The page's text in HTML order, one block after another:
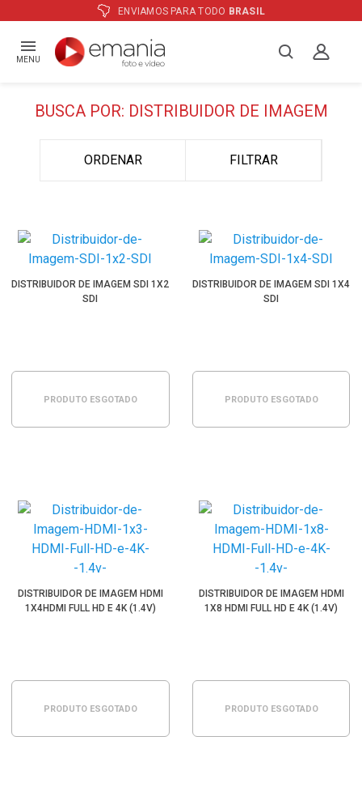
ENVIAMOS PARA TODO BRASIL
MENU
BUSCA POR: DISTRIBUIDOR DE IMAGEM
ORDENAR FILTRAR
DISTRIBUIDOR DE IMAGEM SDI 1X2
SDI
PRODUTO ESGOTADO
DISTRIBUIDOR DE IMAGEM SDI 1X4
SDI
PRODUTO ESGOTADO
DISTRIBUIDOR DE IMAGEM HDMI
1X4HDMI FULL HD E 4K (1.4V)
PRODUTO ESGOTADO
DISTRIBUIDOR DE IMAGEM HDMI
1X8 HDMI FULL HD E 4K (1.4V)
PRODUTO ESGOTADO